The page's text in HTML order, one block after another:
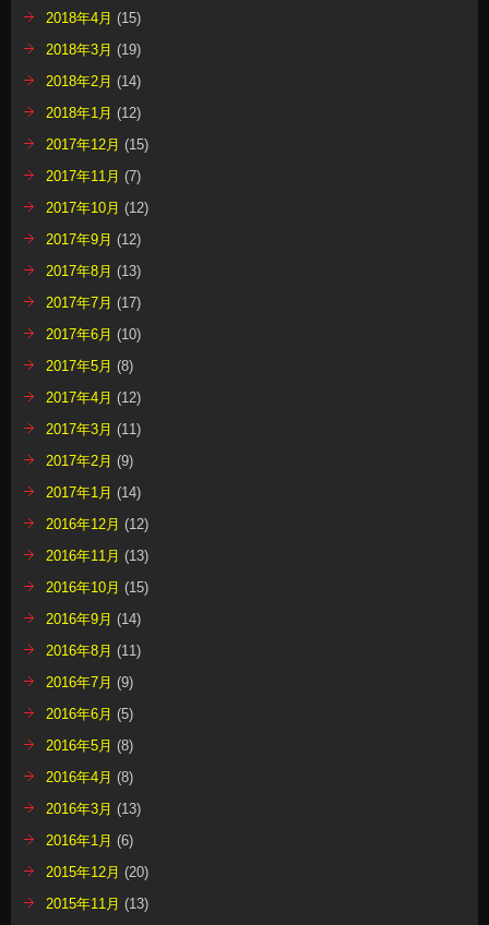
2018年4月 (15)
2018年3月 (19)
2018年2月 (14)
2018年1月 (12)
2017年12月 (15)
2017年11月 (7)
2017年10月 (12)
2017年9月 (12)
2017年8月 (13)
2017年7月 (17)
2017年6月 (10)
2017年5月 (8)
2017年4月 (12)
2017年3月 (11)
2017年2月 (9)
2017年1月 (14)
2016年12月 (12)
2016年11月 (13)
2016年10月 (15)
2016年9月 (14)
2016年8月 (11)
2016年7月 (9)
2016年6月 (5)
2016年5月 (8)
2016年4月 (8)
2016年3月 (13)
2016年1月 (6)
2015年12月 (20)
2015年11月 (13)